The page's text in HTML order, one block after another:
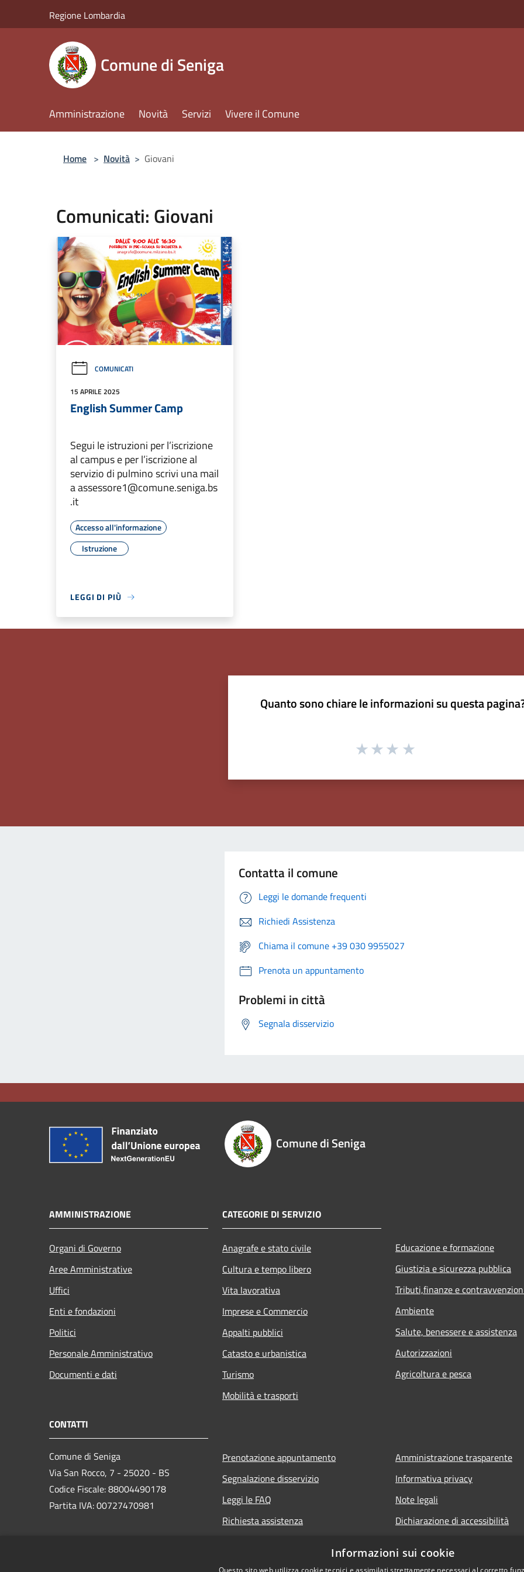
Regione Lombardia
Comune di Seniga
Amministrazione Novità Servizi Vivere il Comune
Home > Novità > Giovani
Comunicati: Giovani
COMUNICATI
15 APRILE 2025
English Summer Camp
Segui le istruzioni per l’iscrizione
al campus e per l’iscrizione al
servizio di pulmino scrivi una mail
a assessore1@comune.seniga.bs
.it
Accesso all'informazione
Istruzione
LEGGI DI PIÙ
Quanto sono chiare le informazioni su questa
Contatta il comune
Leggi le domande frequenti
Richiedi Assistenza
Chiama il comune +39 030 9955027
Prenota un appuntamento
Problemi in città
Segnala disservizio
Comune di Seniga
AMMINISTRAZIONE
Organi di Governo
Aree Amministrative
Uffici
Enti e fondazioni
Politici
Personale Amministrativo
Documenti e dati
CATEGORIE DI SERVIZIO
Anagrafe e stato civile
Cultura e tempo libero
Vita lavorativa
Imprese e Commercio
Appalti pubblici
Catasto e urbanistica
Turismo
Mobilità e trasporti
Educazione e formazione
Giustizia e sicurezza pubblica
Tributi,finanze e
Ambiente
Salute, benessere e assistenza
Autorizzazioni
Agricoltura e pesca
CONTATTI
Comune di Seniga
Via San Rocco, 7 - 25020 - BS
Codice Fiscale: 88004490178
Partita IVA: 00727470981
Prenotazione appuntamento
Segnalazione disservizio
Leggi le FAQ
Richiesta assistenza
Amministrazione trasparente
Informativa privacy
Note legali
Dichiarazione di accessibilità
Informazioni sui cookie
Questo sito web utilizza cookie tecnici e assimilati strettamente necessari al corretto